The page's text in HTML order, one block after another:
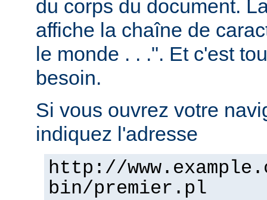
du corps du document.
affiche la chaîne de
le monde . . .". Et c'est
besoin.
Si vous ouvrez votre
indiquez l'adresse
http://
bin/premier.pl